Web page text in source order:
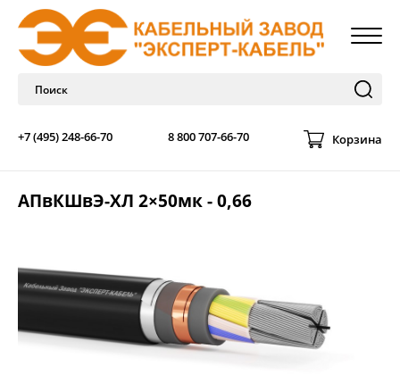
+7 (495) 248-66-70 8 800 707-66-70 Корзина
АПвКШвЭ-ХЛ 2×50мк - 0,66